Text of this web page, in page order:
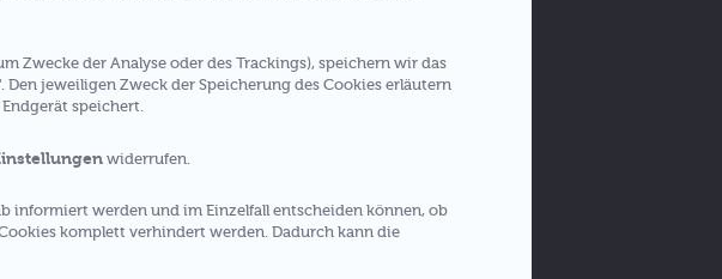
Zwecke der Analyse oder des Trackings), speichern wir das
jeweiligen Zweck der Speicherung des Cookies erläutern
speichert.
widerrufen.
informiert werden und im Einzelfall entscheiden können, ob
komplett verhindert werden. Dadurch kann die